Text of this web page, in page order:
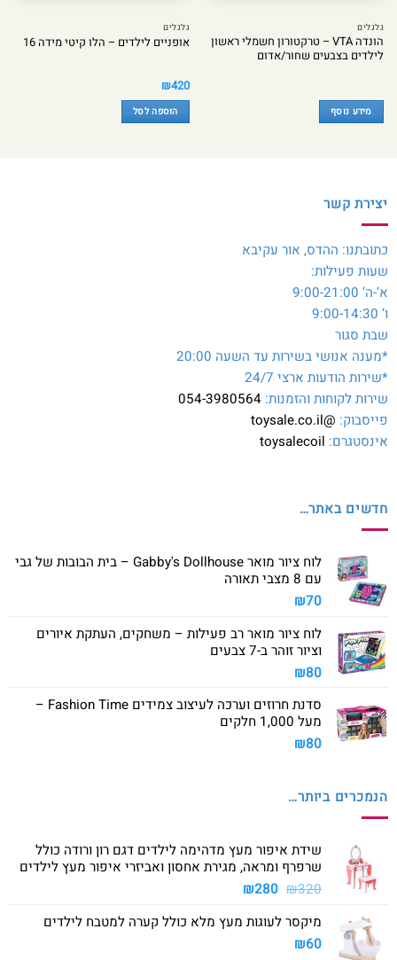
גלגלים
הונדה VTA – טרקטורון חשמלי ראשון
לילדים בצבעים שחור/אדום
מידע נוסף
גלגלים
אופניים לילדים – הלו קיטי מידה 16
₪420
הוספה לסל
יצירת קשר
כתובתנו: ההדס, אור עקיבא
שעות פעילות:
א’-ה’ 9:00-21:00
ו’ 9:00-14:30
שבת סגור
*מענה אנושי בשירות עד השעה 20:00
*שירות הודעות ארצי 24/7
שירות לקוחות והזמנות: 054-3980564
פייסבוק: @toysale.co.il
אינסטגרם: toysalecoil
חדשים באתר…
לוח ציור מואר Gabby's Dollhouse – בית הבובות של גבי
עם 8 מצבי תאורה
₪70
לוח ציור מואר רב פעילות – משחקים, העתקת איורים
וציור זוהר ב-7 צבעים
₪80
סדנת חרוזים וערכה לעיצוב צמידים Fashion Time –
מעל 1,000 חלקים
₪80
הנמכרים ביותר…
שידת איפור מעץ מדהימה לילדים דגם רון ורודה כולל
שרפרף ומראה, מגירת אחסון ואביזרי איפור מעץ לילדים
₪320
המחיר
היה:
₪280 המחיר
הוא:
מיקסר לעוגות מעץ מלא כולל קערה למטבח לילדים
₪60